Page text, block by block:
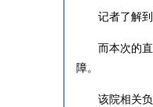
记者了解到，
而本次的直播
障。
该院相关负责